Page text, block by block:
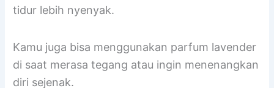
tidur lebih nyenyak.
Kamu juga bisa menggunakan parfum lavender
di saat merasa tegang atau ingin menenangkan
diri sejenak.